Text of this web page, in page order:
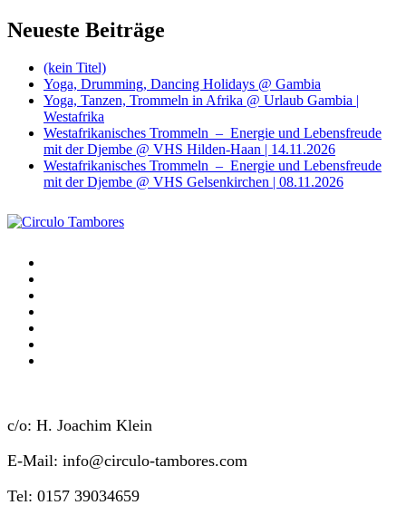
Neueste Beiträge
(kein Titel)
Yoga, Drumming, Dancing Holidays @ Gambia
Yoga, Tanzen, Trommeln in Afrika @ Urlaub Gambia |
Westafrika
Westafrikanisches Trommeln – Energie und Lebensfreude
mit der Djembe @ VHS Hilden-Haan | 14.11.2026
Westafrikanisches Trommeln – Energie und Lebensfreude
mit der Djembe @ VHS Gelsenkirchen | 08.11.2026
c/o: H. Joachim Klein
E-Mail: info@circulo-tambores.com
Tel: 0157 39034659